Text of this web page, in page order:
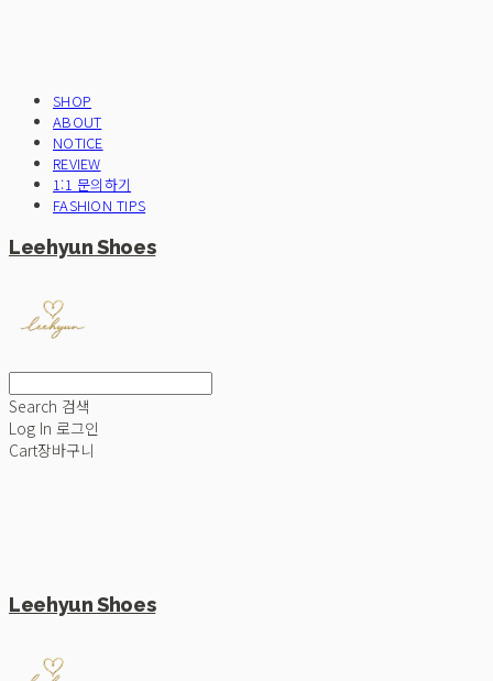
SHOP
ABOUT
NOTICE
REVIEW
1:1 문의하기
FASHION TIPS
Leehyun Shoes
Search 검색
Log In 로그인
Cart장바구니
Leehyun Shoes